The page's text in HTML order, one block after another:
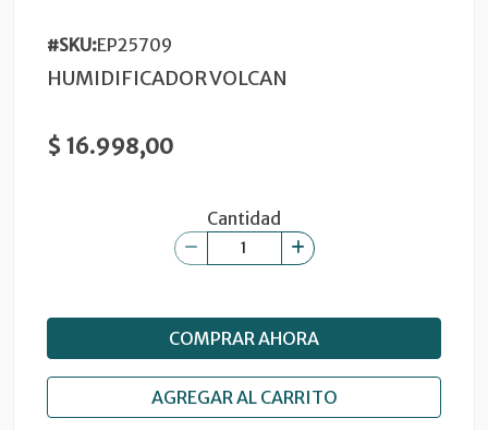
#SKU:EP25709
HUMIDIFICADOR VOLCAN
$ 16.998,00
Cantidad
COMPRAR AHORA
AGREGAR AL CARRITO